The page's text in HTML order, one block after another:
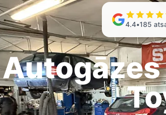
4.4•185